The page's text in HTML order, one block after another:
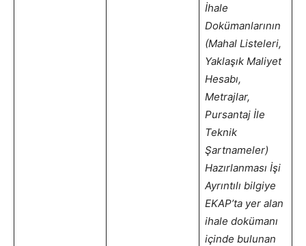
İhale
Dokümanlarının
(Mahal Listeleri,
Yaklaşık Maliyet
Hesabı,
Metrajlar,
Pursantaj İle
Teknik
Şartnameler)
Hazırlanması İşi
Ayrıntılı bilgiye
EKAP’ta yer alan
ihale dokümanı
içinde bulunan